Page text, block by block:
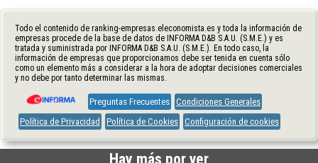
Todo el contenido de ranking-empresas.eleconomista.es y toda la información de
empresas procede de la base de datos de INFORMA D&B S.A.U. (S.M.E.) y es
tratada y suministrada por INFORMA D&B S.A.U. (S.M.E.). En todo caso, la
información de empresas que proporcionamos debe ser tenida en cuenta sólo
como un elemento más a considerar a la hora de adoptar decisiones comerciales
y no debe por tanto determinar las mismas.
Preguntas Frecuentes Condiciones Generales
Política de Privacidad
Política de Cookies Configuración de cookies
Hay más por ver